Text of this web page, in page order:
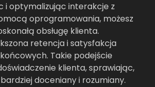
i optymalizując interakcje z
oprogramowania, możesz
obsługę klienta.
retencja i satysfakcja
Takie podejście
klienta, sprawiając,
doceniany i rozumiany.